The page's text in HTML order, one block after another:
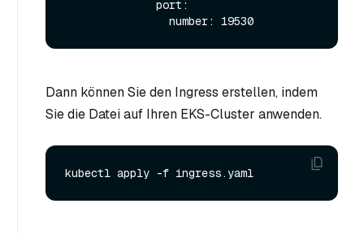
Dann können Sie den Ingress erstellen, indem
Sie die Datei auf Ihren EKS-Cluster anwenden.